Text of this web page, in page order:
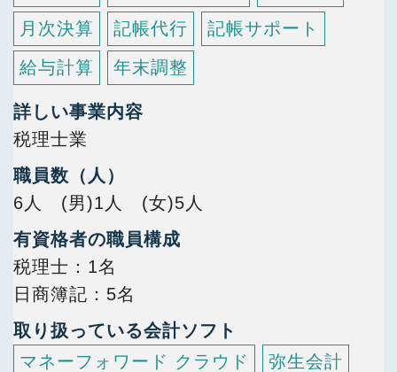
月次決算
記帳代行
記帳サポート
給与計算
年末調整
詳しい事業内容
税理士業
職員数（人）
6人 (男)1人 (女)5人
有資格者の職員構成
税理士
1名
日商簿記
5名
取り扱っている会計ソフト
マネーフォワード クラウド
弥生会計